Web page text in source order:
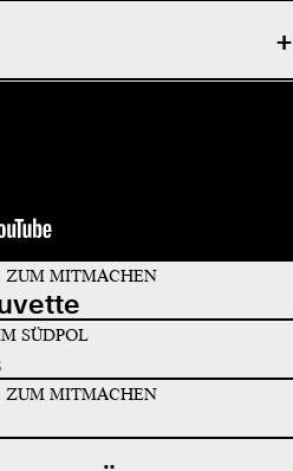
ZUM MITMACHEN
SÜDPOL
ZUM MITMACHEN